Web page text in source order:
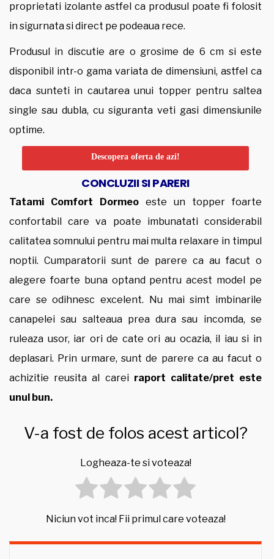
proprietati izolante astfel ca produsul poate fi folosit
in sigurnata si direct pe podeaua rece.
Produsul in discutie are o grosime de 6 cm si este
disponibil intr-o gama variata de dimensiuni, astfel ca
daca sunteti in cautarea unui topper pentru saltea
single sau dubla, cu siguranta veti gasi dimensiunile
optime.
Descopera oferta de azi!
CONCLUZII SI PARERI
Tatami Comfort Dormeo este un topper foarte
confortabil care va poate imbunatati considerabil
calitatea somnului pentru mai multa relaxare in timpul
noptii. Cumparatorii sunt de parere ca au facut o
alegere foarte buna optand pentru acest model pe
care se odihnesc excelent. Nu mai simt imbinarile
canapelei sau salteaua prea dura sau incomda, se
ruleaza usor, iar ori de cate ori au ocazia, il iau si in
deplasari. Prin urmare, sunt de parere ca au facut o
achizitie reusita al carei raport calitate/pret este
unul bun.
V-a fost de folos acest articol?
Logheaza-te si voteaza!
Niciun vot inca! Fii primul care voteaza!